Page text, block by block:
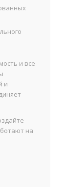
и все
и
на